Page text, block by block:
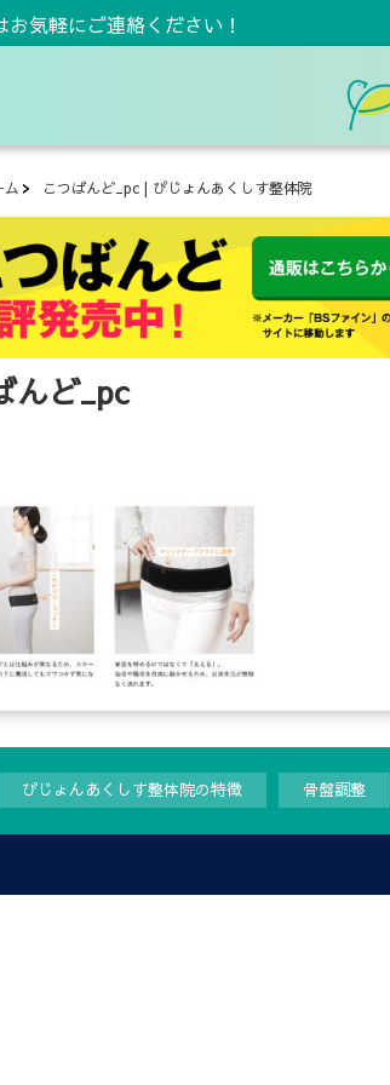
気軽にご連絡ください！
ム こつばんど_pc | ぴじょんあくしす整体院
んど_pc
ぴじょんあくしす整体院の特徴 骨盤調整